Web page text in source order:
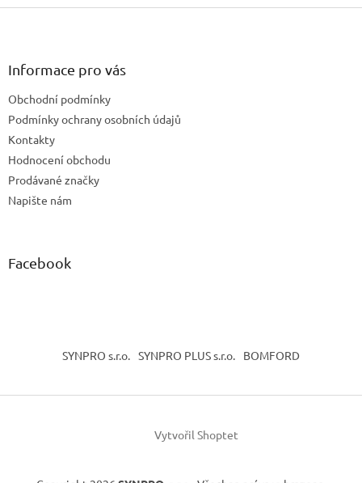
Z
Informace pro vás
Obchodní podmínky
Podmínky ochrany osobních údajů
Kontakty
Hodnocení obchodu
Prodávané značky
Napište nám
Facebook
SYNPRO s.r.o. SYNPRO PLUS s.r.o. BOMFORD
Vytvořil Shoptet